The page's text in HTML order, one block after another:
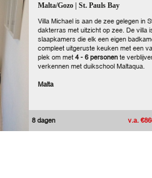
Malta/Gozo | St. Pauls Bay
Villa Michael is aan de zee gelegen in
dakterras met uitzicht op zee. De villa
slaapkamers die elk een eigen
compleet uitgeruste keuken met een
plek om met4 - 6 personen te
verkennen met duikschool Maltaqua.
Malta
8 dagen v.a.